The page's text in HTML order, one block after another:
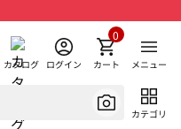
カタログ ログイン カート
0
メニュー
カテゴリ